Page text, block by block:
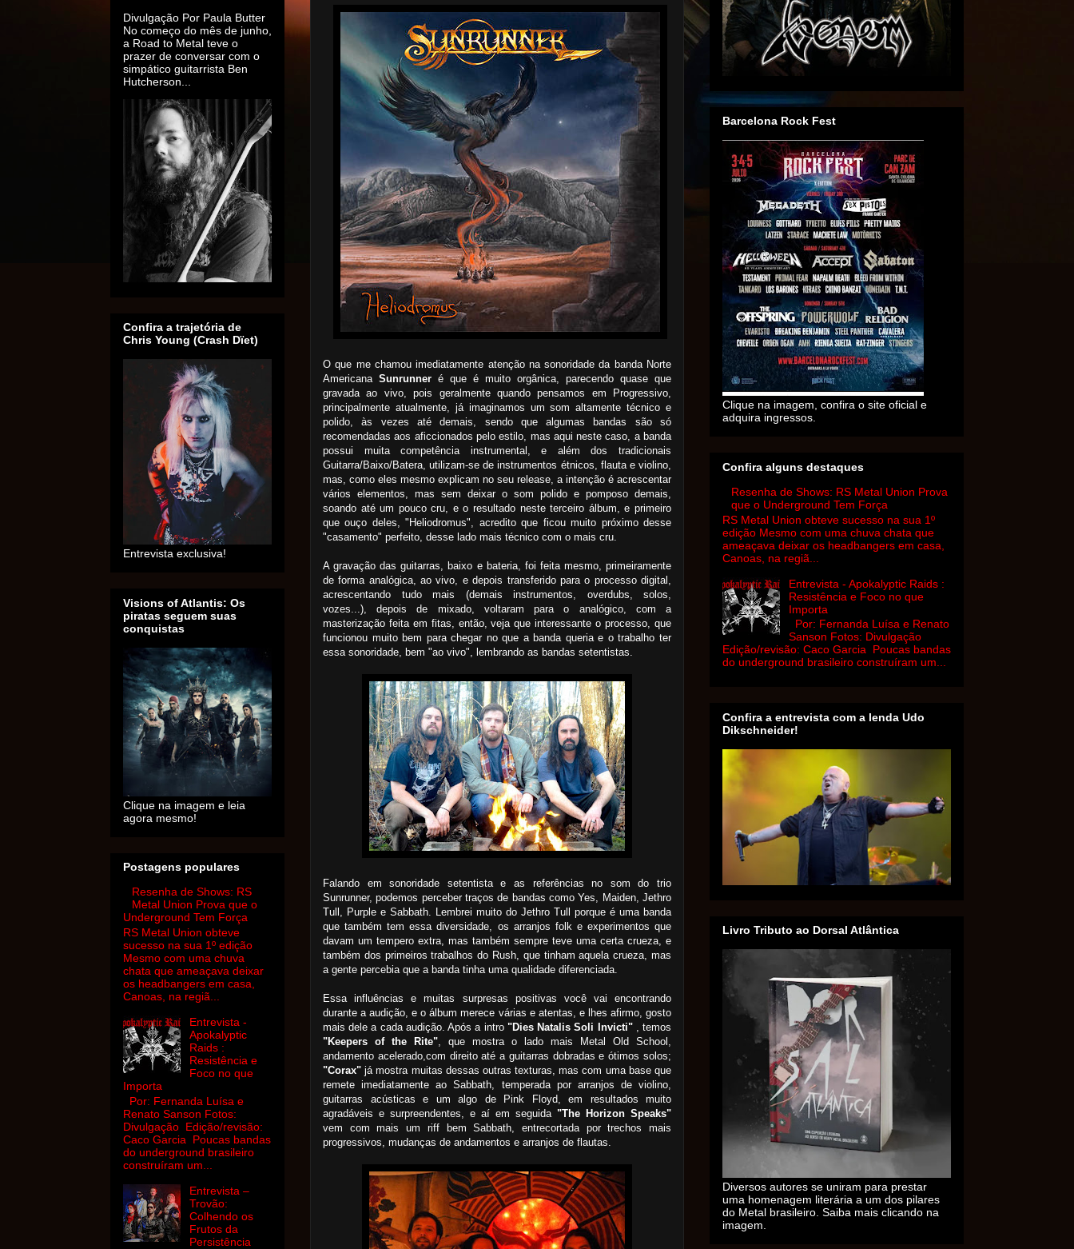
O que me chamou imediatamente atenção na sonoridade da banda Norte
Americana Sunrunner é que é muito orgânica, parecendo quase que
gravada ao vivo, pois geralmente quando pensamos em Progressivo,
principalmente atualmente, já imaginamos um som altamente técnico e
polido, às vezes até demais, sendo que algumas bandas são só
recomendadas aos aficcionados pelo estilo, mas aqui neste caso, a banda
possui muita competência instrumental, e além dos tradicionais
Guitarra/Baixo/Batera, utilizam-se de instrumentos étnicos, flauta e violino,
mas, como eles mesmo explicam no seu release, a intenção é acrescentar
vários elementos, mas sem deixar o som polido e pomposo demais,
soando até um pouco cru, e o resultado neste terceiro álbum, e primeiro
que ouço deles, "Heliodromus", acredito que ficou muito próximo desse
"casamento" perfeito, desse lado mais técnico com o mais cru.
A gravação das guitarras, baixo e bateria, foi feita mesmo, primeiramente
de forma analógica, ao vivo, e depois transferido para o processo digital,
acrescentando tudo mais (demais instrumentos, overdubs, solos,
vozes...), depois de mixado, voltaram para o analógico, com a
masterização feita em fitas, então, veja que interessante o processo, que
funcionou muito bem para chegar no que a banda queria e o trabalho ter
essa sonoridade, bem "ao vivo", lembrando as bandas setentistas.
Falando em sonoridade setentista e as referências no som do trio
Sunrunner, podemos perceber traços de bandas como Yes, Maiden, Jethro
Tull, Purple e Sabbath. Lembrei muito do Jethro Tull porque é uma banda
que também tem essa diversidade, os arranjos folk e experimentos que
davam um tempero extra, mas também sempre teve uma certa crueza, e
também dos primeiros trabalhos do Rush, que tinham aquela crueza, mas
a gente percebia que a banda tinha uma qualidade diferenciada.
Essa influências e muitas surpresas positivas você vai encontrando
durante a audição, e o álbum merece várias e atentas, e lhes afirmo, gosto
mais dele a cada audição. Após a intro "Dies Natalis Soli Invicti", temos
"Keepers of the Rite" , que mostra o lado mais Metal Old School,
andamento acelerado,com direito até a guitarras dobradas e ótimos solos;
"Corax" já mostra muitas dessas outras texturas, mas com uma base que
remete imediatamente ao Sabbath, temperada por arranjos de violino,
guitarras acústicas e um algo de Pink Floyd, em resultados muito
agradáveis e surpreendentes, e aí em seguida "The Horizon Speaks"
vem com mais um riff bem Sabbath, entrecortada por trechos mais
progressivos, mudanças de andamentos e arranjos de flautas.
Divulgação Por Paula Butter
No começo do mês de junho,
a Road to Metal teve o
prazer de conversar com o
simpático guitarrista Ben
Hutcherson...
Confira a trajetória de
Chris Young (Crash Dïet)
Entrevista exclusiva!
Visions of Atlantis: Os
piratas seguem suas
conquistas
Clique na imagem e leia
agora mesmo!
Postagens populares
Resenha de Shows: RS
Metal Union Prova que o
Underground Tem Força
RS Metal Union obteve
sucesso na sua 1º edição
Mesmo com uma chuva
chata que ameaçava deixar
os headbangers em casa,
Canoas, na regiã...
Entrevista -
Apokalyptic
Raids :
Resistência e
Foco no que
Importa
Por: Fernanda Luísa e
Renato Sanson Fotos:
Divulgação Edição/revisão:
Caco Garcia Poucas bandas
do underground brasileiro
construíram um...
Entrevista –
Trovão:
Colhendo os
Frutos da
Persistência
Barcelona Rock Fest
Clique na imagem, confira o site oficial e
adquira ingressos.
Confira alguns destaques
Resenha de Shows: RS Metal Union Prova
que o Underground Tem Força
RS Metal Union obteve sucesso na sua 1º
edição Mesmo com uma chuva chata que
ameaçava deixar os headbangers em casa,
Canoas, na regiã...
Entrevista - Apokalyptic Raids :
Resistência e Foco no que
Importa
Por: Fernanda Luísa e Renato
Sanson Fotos: Divulgação
Edição/revisão: Caco Garcia Poucas bandas
do underground brasileiro construíram um...
Confira a entrevista com a lenda Udo
Dikschneider!
Livro Tributo ao Dorsal Atlântica
Diversos autores se uniram para prestar
uma homenagem literária a um dos pilares
do Metal brasileiro. Saiba mais clicando na
imagem.